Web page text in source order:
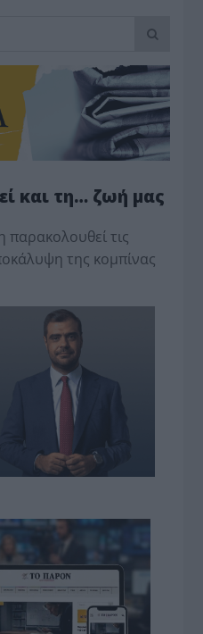
και τη… ζωή μας
παρακολουθεί τις
της κο­μπίνας